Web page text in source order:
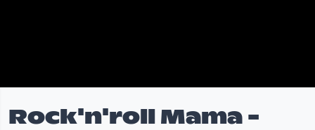
Rock'n'roll Mama -